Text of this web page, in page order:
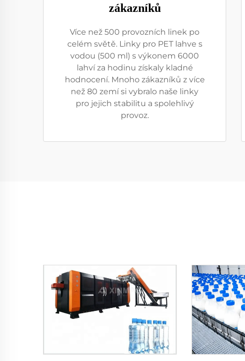
zákazníků
Více než 500 provozních linek po
celém světě. Linky pro PET lahve s
vodou (500 ml) s výkonem 6000
lahví za hodinu získaly kladné
hodnocení. Mnoho zákazníků z více
než 80 zemí si vybralo naše linky
pro jejich stabilitu a spolehlivý
provoz.